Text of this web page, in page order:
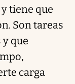
tiene que
Son tareas
que
carga